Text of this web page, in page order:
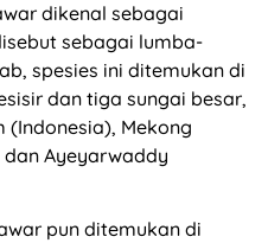
dikenal sebagai
sebagai lumba-
spesies ini ditemukan di
dan tiga sungai besar,
(Indonesia), Mekong
Ayeyarwaddy
pun ditemukan di